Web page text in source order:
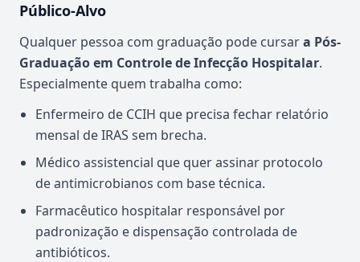
Público-Alvo
Qualquer pessoa com graduação pode cursara Pós-
Graduação em Controle de Infecção Hospitalar.
Especialmente quem trabalha como:
Enfermeiro de CCIH que precisa fechar relatório
mensal de IRAS sem brecha.
Médico assistencial que quer assinar protocolo
de antimicrobianos com base técnica.
Farmacêutico hospitalar responsável por
padronização e dispensação controlada de
antibióticos.